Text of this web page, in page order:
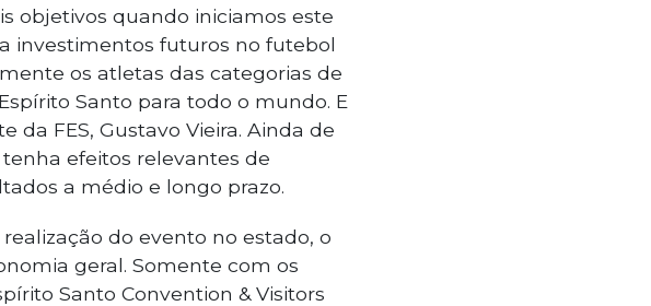
objetivos quando iniciamos este
investimentos futuros no futebol
os atletas das categorias de
Santo para todo o mundo. E
da FES, Gustavo Vieira. Ainda de
efeitos relevantes de
a médio e longo prazo.
do evento no estado, o
geral. Somente com os
Santo Convention & Visitors